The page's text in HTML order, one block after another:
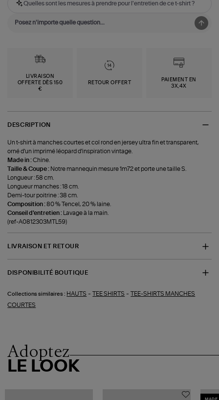
Quelles sont les mesures à prendre pour l'entretien de ce t-shirt ?
LIVRAISON
OFFERTE DÈS 150
€
RETOUR OFFERT
PAIEMENT EN
3X,4X
DESCRIPTION
Un t-shirt à manches courtes et col rond en jersey ultra fin et transparent,
orné d'un imprimé léopard d'inspiration vintage.
Made in :Chine.
Taille & Coupe : Notre mannequin mesure 1m72 et porte une taille S.
Longueur : 58 cm.
Longueur manches : 18 cm.
Demi-tour poitrine : 38 cm.
Composition :80 % Tencel, 20 % laine.
Conseil d'entretien : Lavage à la main.
(ref-A0812303MTL59)
LIVRAISON ET RETOUR
DISPONIBILITÉ BOUTIQUE
Collections similaires : HAUTS -TEE SHIRTS -TEE-SHIRTS MANCHES
COURTES
Adoptez
LE LOOK